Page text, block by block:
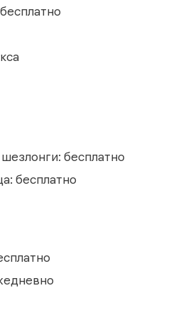
бесплатно
бесплатно